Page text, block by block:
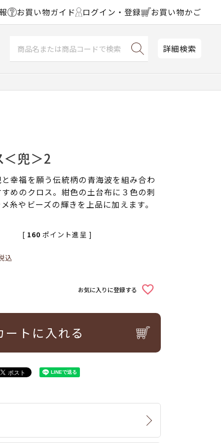
お買い物ガイド ログイン・登録 お買い物かご
詳細検索
＜兜＞2
幸福を願う伝統柄の青海波を組み合わ
めのクロス。紺色の土台布に３色の刺
糸やビーズの輝きを上品に加えます。
込
[ 160 ポイント進呈 ]
お気に入りに登録する
ートに入れる